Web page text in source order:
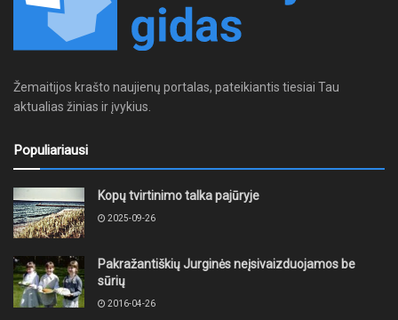
Žemaitijos krašto naujienų portalas, pateikiantis tiesiai Tau
aktualias žinias ir įvykius.
Populiariausi
Kopų tvirtinimo talka pajūryje
2025-09-26
Pakražantiškių Jurginės neįsivaizduojamos be
sūrių
2016-04-26